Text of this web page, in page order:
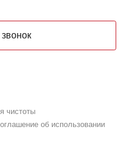
чистоты
об использовании